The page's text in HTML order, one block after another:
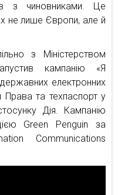
з чиновниками. Це
не лише Європи, але й
з Міністерством
кампанію «Я
електронних
Права та техпаспорт у
Дія. Кампанію
Green Penguin за
Communications